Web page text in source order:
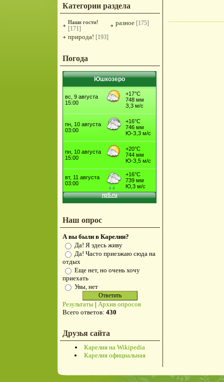
Категории раздела
Наши гости!
[171]
разное [175]
природа! [193]
Погода
Юшкозеро
Наш опрос
А вы были в Карелии?
Да! Я здесь живу
Да! Часто приезжаю сюда на
отдых
Еще нет, но очень хочу
приехать
Увы, нет
Результаты | Архив опросов
Всего ответов: 430
Друзья сайта
Карелия на Wikipedia
Карелия официальная